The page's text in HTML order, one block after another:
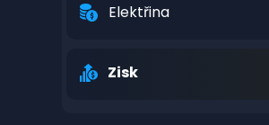
Elektřina
Zisk